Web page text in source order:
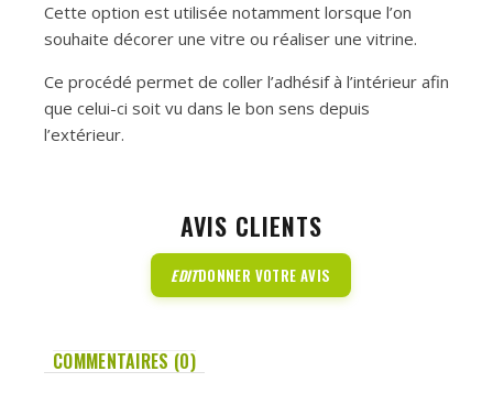
Cette option est utilisée notamment lorsque l’on
souhaite décorer une vitre ou réaliser une vitrine.
Ce procédé permet de coller l’adhésif à l’intérieur afin
que celui-ci soit vu dans le bon sens depuis
l’extérieur.
AVIS CLIENTS
EDITDONNER VOTRE AVIS
COMMENTAIRES (0)